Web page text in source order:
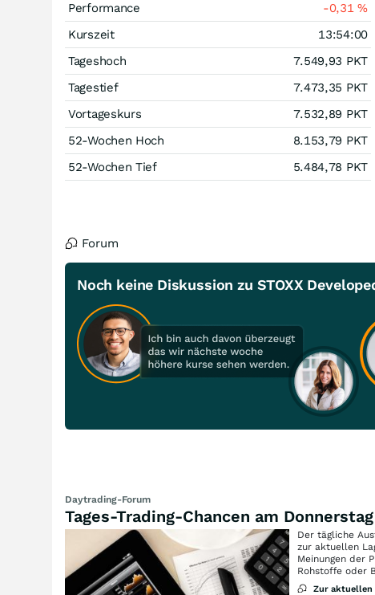
Performance
-0,31%
Kurszeit
13:54:00
Tageshoch
7.549,93 PKT
Tagestief
7.473,35 PKT
Vortageskurs
7.532,89 PKT
52-Wochen Hoch
8.153,79 PKT
52-Wochen Tief
5.484,78 PKT
Forum
Noch keine Diskussion zu STOXX
Daytrading-Forum
Tages-Trading-Chancen am Donnerstag
Der tägliche
zur aktuellen
Meinungen der
Rohstoffe oder
Zur aktuellen